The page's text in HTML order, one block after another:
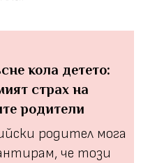
кола детето:
страх на
родители
родител мога
че тoзи